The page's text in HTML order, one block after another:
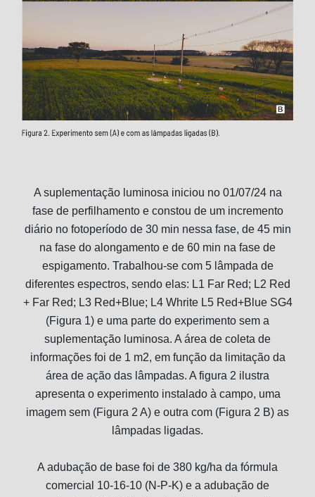
A suplementação luminosa iniciou no 01/07/24 na
fase de perfilhamento e constou de um incremento
diário no fotoperíodo de 30 min nessa fase, de 45 min
na fase do alongamento e de 60 min na fase de
espigamento. Trabalhou-se com 5 lâmpada de
diferentes espectros, sendo elas: L1 Far Red; L2 Red
+ Far Red; L3 Red+Blue; L4 Whrite L5 Red+Blue SG4
(Figura 1) e uma parte do experimento sem a
suplementação luminosa. A área de coleta de
informações foi de 1 m2, em função da limitação da
área de ação das lâmpadas. A figura 2 ilustra
apresenta o experimento instalado à campo, uma
imagem sem (Figura 2 A) e outra com (Figura 2 B) as
lâmpadas ligadas.
A adubação de base foi de 380 kg/ha da fórmula
comercial 10-16-10 (N-P-K) e a adubação de